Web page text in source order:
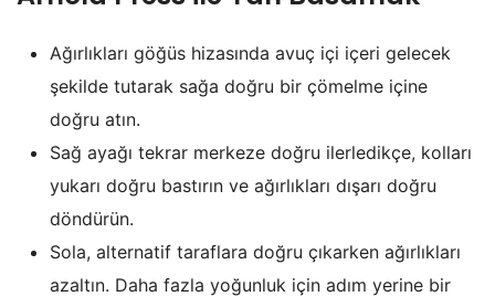
Ağırlıkları göğüs hizasında avuç içi içeri gelecek
şekilde tutarak sağa doğru bir çömelme içine
doğru atın.
Sağ ayağı tekrar merkeze doğru ilerledikçe, kolları
yukarı doğru bastırın ve ağırlıkları dışarı doğru
döndürün.
Sola, alternatif taraflara doğru çıkarken ağırlıkları
azaltın. Daha fazla yoğunluk için adım yerine bir